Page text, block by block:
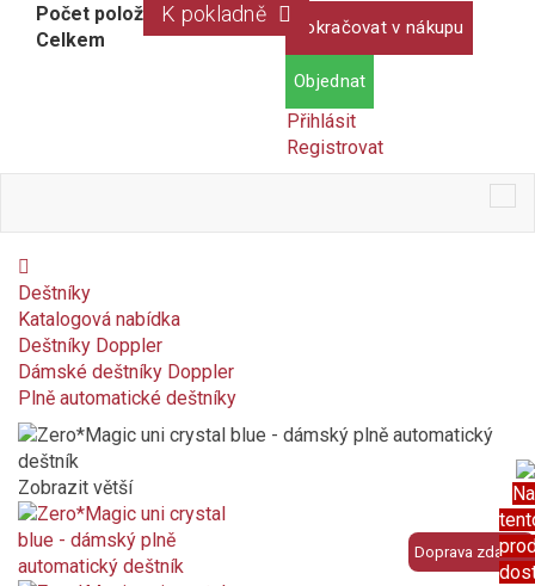
K pokladně
Počet položek:
Celkem
Pokračovat v nákupu
Objednat
Přihlásit
Registrovat
Deštníky
Katalogová nabídka
Deštníky Doppler
Dámské deštníky Doppler
Plně automatické deštníky
Doprava zdarma
Na
Zobrazit větší